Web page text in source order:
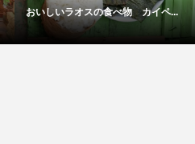
おいしいラオスの食べ物 カイペ...